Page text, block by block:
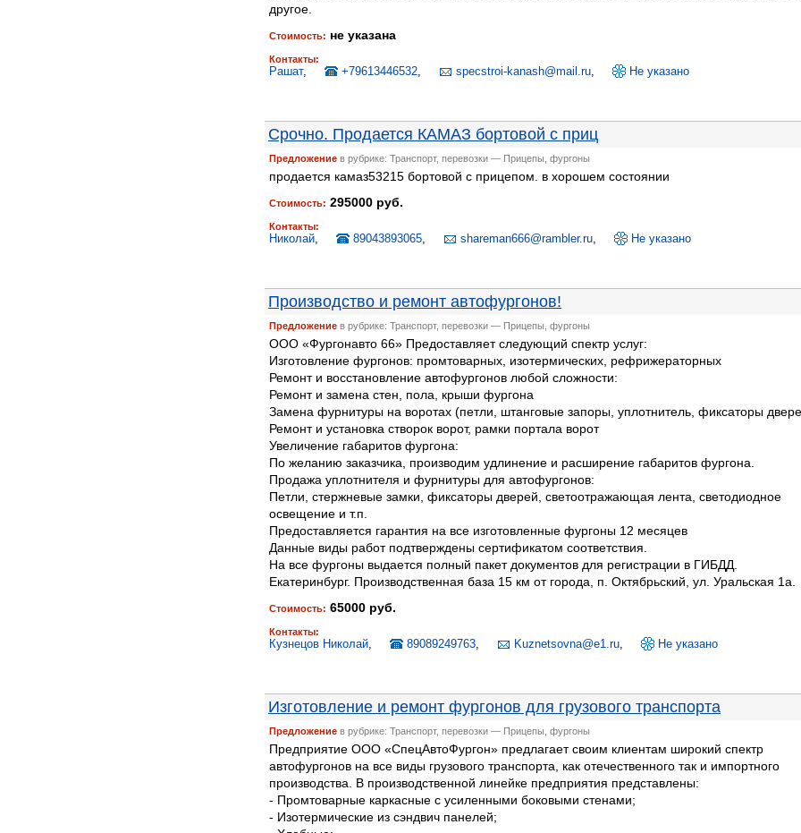
другое.
Стоимость: не указана
Контакты:
Рашат, +79613446532, specstroi-kanash@mail.ru, Не указано
Срочно. Продается КАМАЗ бортовой с приц
Предложение в рубрике: Транспорт, перевозки — Прицепы, фургоны
продается камаз53215 бортовой с прицепом. в хорошем состоянии
Стоимость: 295000 руб.
Контакты:
Николай, 89043893065, shareman666@rambler.ru, Не указано
Производство и ремонт автофургонов!
Предложение в рубрике: Транспорт, перевозки — Прицепы, фургоны
ООО «Фургонавто 66» Предоставляет следующий спектр услуг:
Изготовление фургонов: промтоварных, изотермических, рефрижераторных
Ремонт и восстановление автофургонов любой сложности:
Ремонт и замена стен, пола, крыши фургона
Замена фурнитуры на воротах (петли, штанговые запоры, уплотнитель, фиксаторы
Ремонт и установка створок ворот, рамки портала ворот
Увеличение габаритов фургона:
По желанию заказчика, производим удлинение и расширение габаритов фургона.
Продажа уплотнителя и фурнитуры для автофургонов:
Петли, стержневые замки, фиксаторы дверей, светоотражающая лента, светодиодное
освещение и т.п.
Предоставляется гарантия на все изготовленные фургоны 12 месяцев
Данные виды работ подтверждены сертификатом соответствия.
На все фургоны выдается полный пакет документов для регистрации в ГИБДД.
Екатеринбург. Производственная база 15 км от города, п. Октябрьский, ул. Уральская 1а.
Стоимость: 65000 руб.
Контакты:
Кузнецов Николай, 89089249763, Kuznetsovna@e1.ru, Не указано
Изготовление и ремонт фургонов для грузового транспорта
Предложение в рубрике: Транспорт, перевозки — Прицепы, фургоны
Предприятие ООО «СпецАвтоФургон» предлагает своим клиентам широкий спектр
автофургонов на все виды грузового транспорта, как отечественного так и импортного
производства. В производственной линейке предприятия представлены:
- Промтоварные каркасные с усиленными боковыми стенами;
- Изотермические из сэндвич панелей;